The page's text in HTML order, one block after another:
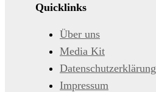
Quicklinks
Über uns
Media Kit
Datenschutzerklärung
Impressum